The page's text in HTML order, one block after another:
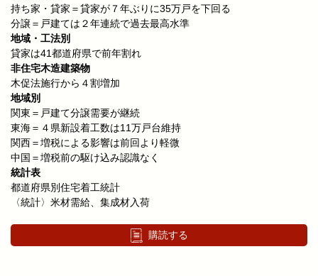
持ち家・貸家＝貸家が７年ぶりに35万戸を下回る
分譲＝戸建ては２年連続で過去最高水準
地域・工法別
貸家は41都道府県で前年割れ
非住宅木造建築物
木促法施行から４割増加
地域別
関東＝戸建て分譲需要が継続
東海＝４県新設着工数は11万戸台維持
関西＝増税による影響は前回より軽微
中国＝増税前の駆け込み認識なく
統計表
都道府県別住宅着工統計
〈統計〉米材需給、集成材入荷
購読する